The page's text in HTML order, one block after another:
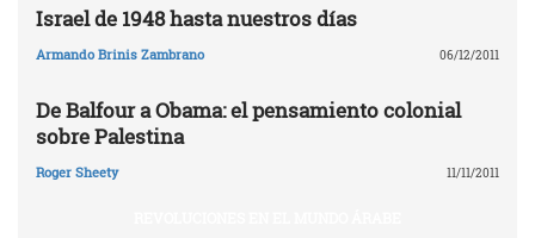
Israel de 1948 hasta nuestros días
Armando Brinis Zambrano 06/12/2011
De Balfour a Obama: el pensamiento colonial
sobre Palestina
Roger Sheety 11/11/2011